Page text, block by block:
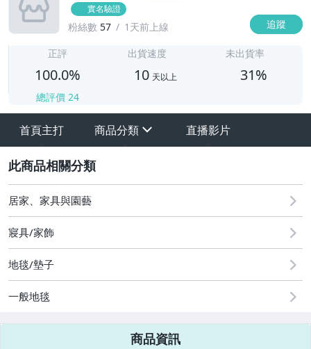
實名驗證
粉絲數 57 1天前上線 追蹤
正評
100.0%
總評價 24
出貨速度
10 天以上
未出貨率
31%
首頁主打 商品分類
其它
直播影片
居家、家具與園藝
寢具/家飾
地毯/墊子
一般地毯
商品資訊